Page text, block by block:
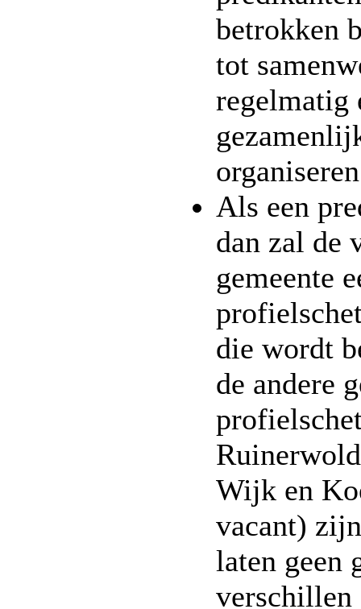
betrokken
tot
regelmatig
Als een
dan zal de
gemeente
die wordt
de andere
Wijk en
vacant)
laten geen
verschillen